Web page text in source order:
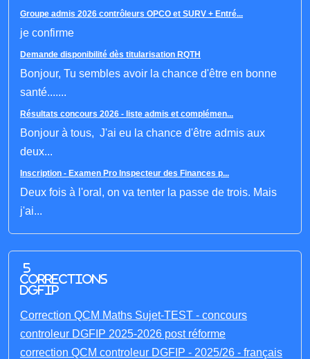
Groupe admis 2026 contrôleurs OPCO et SURV + Entré...
je confirme
Demande disponibilité dès titularisation RQTH
Bonjour, Tu sembles avoir la chance d'être en bonne
santé.......
Résultats concours 2026 - liste admis et complémen...
Bonjour à tous, J'ai eu la chance d'être admis aux
deux...
Inscription - Examen Pro Inspecteur des Finances p...
Deux fois à l'oral, on va tenter la passe de trois. Mais
j'ai...
5
corrections
DGFIP
Correction QCM Maths Sujet-TEST - concours
controleur DGFIP 2025-2026 post réforme
correction QCM controleur DGFIP - 2025/26 - français